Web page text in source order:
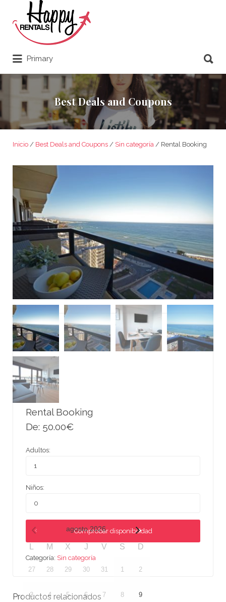
Buscar por:
Primary
Best Deals and Coupons
Inicio / Best Deals and Coupons / Sin categoría / Rental Booking
Rental Booking
De: 50.00€
Adultos:
Niños:
agosto 2026
M X J V S D
27 28 29 30 31 1 2
3 4 5 6 7 8 9
Comprobar disponibilidad
Categoría: Sin categoría
Productos relacionados